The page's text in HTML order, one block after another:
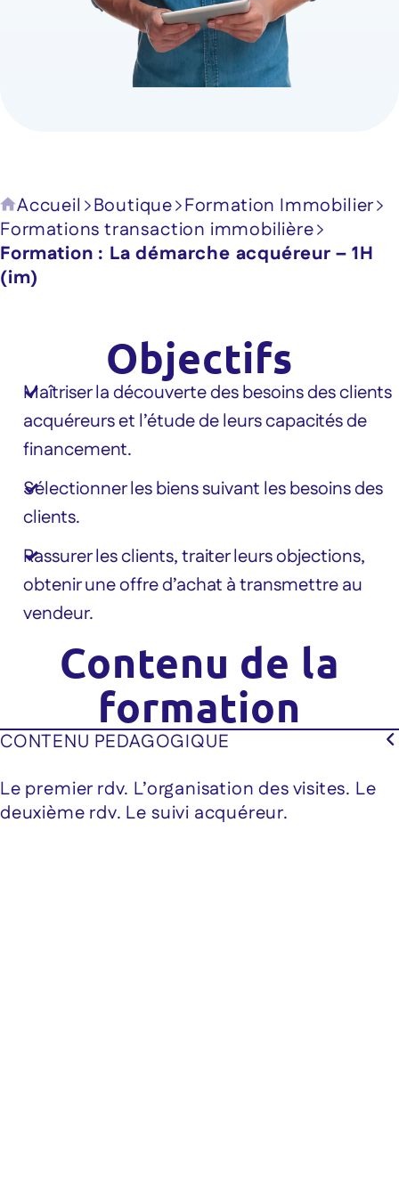
Accueil Boutique Formation Immobilier
Formations transaction immobilière
Formation : La démarche acquéreur – 1H
(im)
Objectifs
Maîtriser la découverte des besoins des clients
acquéreurs et l’étude de leurs capacités de
financement.
Sélectionner les biens suivant les besoins des
clients.
Rassurer les clients, traiter leurs objections,
obtenir une offre d’achat à transmettre au
vendeur.
Contenu de la
formation
CONTENU PEDAGOGIQUE
Le premier rdv. L’organisation des visites. Le
deuxième rdv. Le suivi acquéreur.